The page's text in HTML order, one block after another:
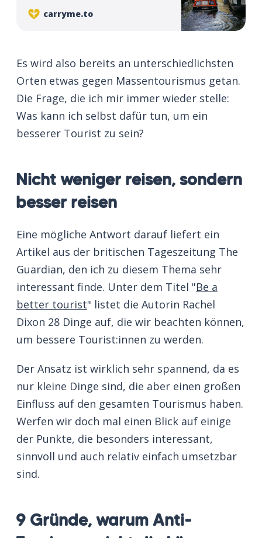
carryme.to
Es wird also bereits an unterschiedlichsten
Orten etwas gegen Massentourismus getan.
Die Frage, die ich mir immer wieder stelle:
Was kann ich selbst dafür tun, um ein
besserer Tourist zu sein?
Nicht weniger reisen, sondern
besser reisen
Eine mögliche Antwort darauf liefert ein
Artikel aus der britischen Tageszeitung The
Guardian, den ich zu diesem Thema sehr
interessant finde. Unter dem Titel "Be a
better tourist" listet die Autorin Rachel
Dixon 28 Dinge auf, die wir beachten können,
um bessere Tourist:innen zu werden.
Der Ansatz ist wirklich sehr spannend, da es
nur kleine Dinge sind, die aber einen großen
Einfluss auf den gesamten Tourismus haben.
Werfen wir doch mal einen Blick auf einige
der Punkte, die besonders interessant,
sinnvoll und auch relativ einfach umsetzbar
sind.
9 Gründe, warum Anti-